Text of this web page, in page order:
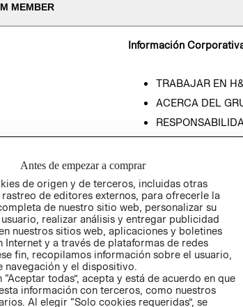
MEMBER
Información
TRABAJAR EN
ACERCA DEL
RELACIÓN CON
POLÍTICA
Antes de empezar a comprar
de origen y de terceros, incluidas otras
de editores externos, para ofrecerle la
de nuestro sitio web, personalizar su
realizar análisis y entregar publicidad
nuestros sitios web, aplicaciones y boletines
Internet y a través de plataformas de redes
fin, recopilamos información sobre el usuario,
navegación y el dispositivo.
todas”, acepta y está de acuerdo en que
información con terceros, como nuestros
Al elegir “Solo cookies requeridas”, se